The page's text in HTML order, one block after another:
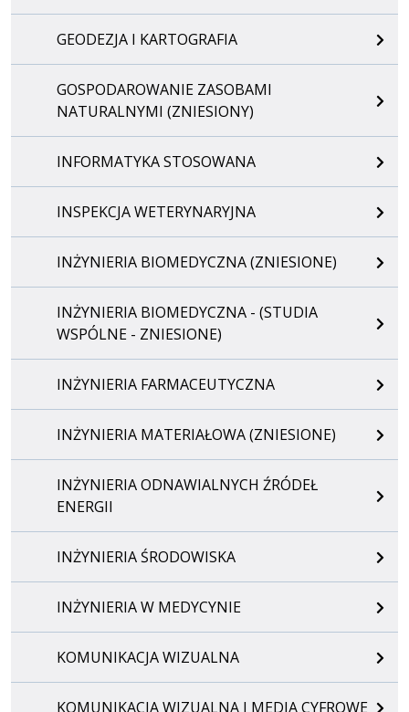
GEODEZJA I KARTOGRAFIA
GOSPODAROWANIE ZASOBAMI
NATURALNYMI (ZNIESIONY)
INFORMATYKA STOSOWANA
INSPEKCJA WETERYNARYJNA
INŻYNIERIA BIOMEDYCZNA (ZNIESIONE)
INŻYNIERIA BIOMEDYCZNA - (STUDIA
WSPÓLNE - ZNIESIONE)
INŻYNIERIA FARMACEUTYCZNA
INŻYNIERIA MATERIAŁOWA (ZNIESIONE)
INŻYNIERIA ODNAWIALNYCH ŹRÓDEŁ
ENERGII
INŻYNIERIA ŚRODOWISKA
INŻYNIERIA W MEDYCYNIE
KOMUNIKACJA WIZUALNA
KOMUNIKACJA WIZUALNA I MEDIA CYFROWE